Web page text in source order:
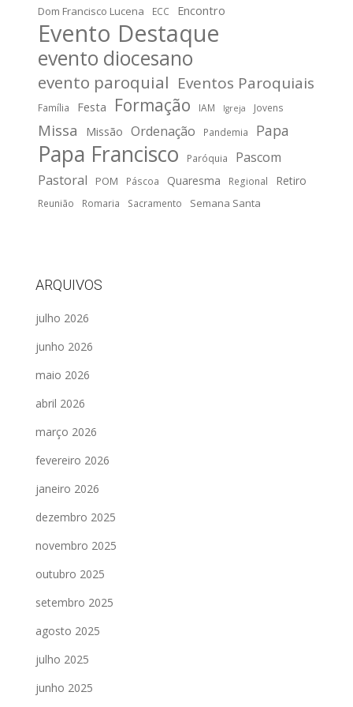
Dom Francisco Lucena
ECC Encontro
Evento Destaque
evento diocesano
evento paroquial Eventos Paroquiais
Família Festa Formação IAM Igreja Jovens
Missa Missão Ordenação Pandemia Papa
Papa Francisco Paróquia
Pascom
Pastoral
POM Páscoa Quaresma Regional Retiro
Reunião Romaria Sacramento Semana Santa
ARQUIVOS
julho 2026
junho 2026
maio 2026
abril 2026
março 2026
fevereiro 2026
janeiro 2026
dezembro 2025
novembro 2025
outubro 2025
setembro 2025
agosto 2025
julho 2025
junho 2025